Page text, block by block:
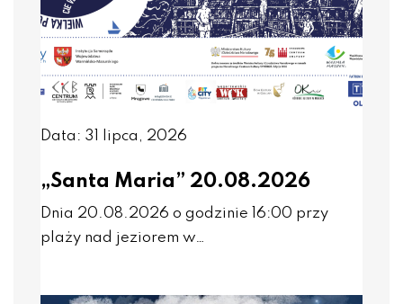
Data: 31 lipca, 2026
„Santa Maria” 20.08.2026
Dnia 20.08.2026 o godzinie 16:00 przy
plaży nad jeziorem w…